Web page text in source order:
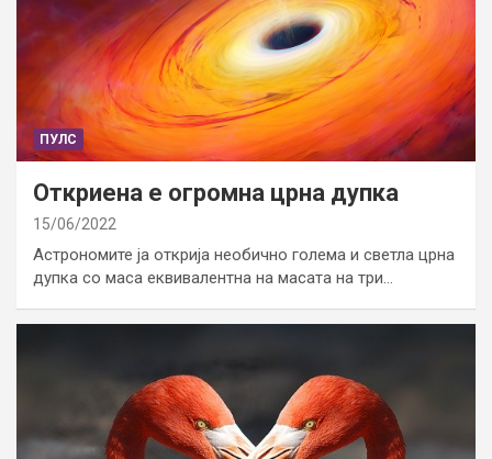
ПУЛС
Откриена е огромна црна дупка
15/06/2022
Астрономите ја открија необично голема и светла црна
дупка со маса еквивалентна на масата на три…